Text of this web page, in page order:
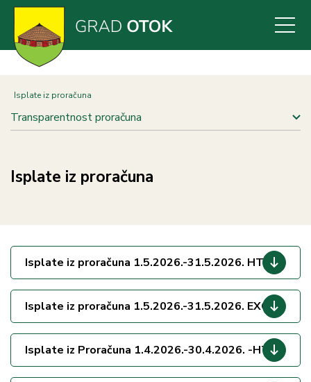
Skoči
glavni
sadržaj
Isplate iz proračuna
Transparentnost proračuna
Isplate iz proračuna
Isplate iz proračuna 1.5.2026.-31.5.2026. HTML
Isplate iz proračuna 1.5.2026.-31.5.2026. EXCEL
Isplate iz Proračuna 1.4.2026.-30.4.2026. -HTML